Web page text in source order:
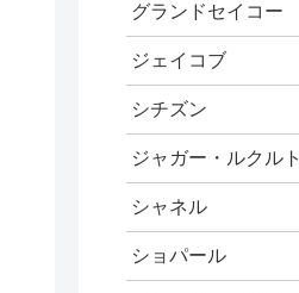
グランドセイコー
ジェイコブ
シチズン
ジャガー・ルクルト
シャネル
ショパール